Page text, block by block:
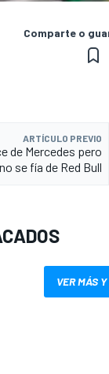
Comparte o
ARTÍCULO PREVIO
de Mercedes pero
no se fía de Red Bull
VER MÁS